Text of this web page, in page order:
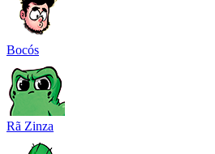
Bocós
Rã Zinza